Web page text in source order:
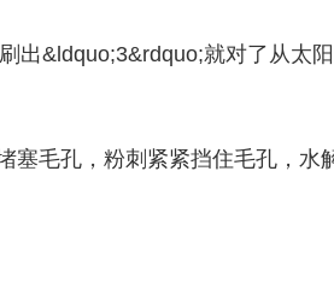
出&ldquo;3&rdquo;就对了从太阳
塞毛孔，粉刺紧紧挡住毛孔，水